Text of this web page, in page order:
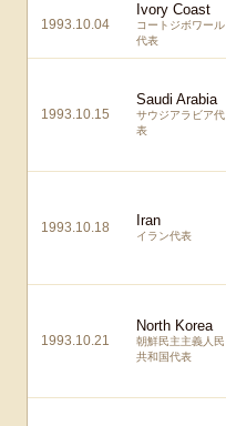
1993.10.04
Ivory Coast
コートジボワール
代表
1993.10.15
Saudi Arabia
サウジアラビア代
表
1993.10.18 Iran
イラン代表
1993.10.21
North Korea
朝鮮民主主義人民
共和国代表